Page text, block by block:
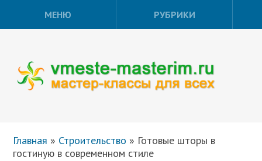
МЕНЮ РУБРИКИ
Главная » Строительство » Готовые шторы в
гостиную в современном стиле